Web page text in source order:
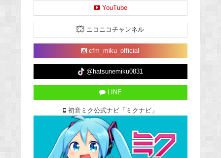
YouTube
ニコニコチャンネル
cfm_miku_official
@hatsunemiku0831
LINE
初音ミク公式ナビ「ミクナビ」